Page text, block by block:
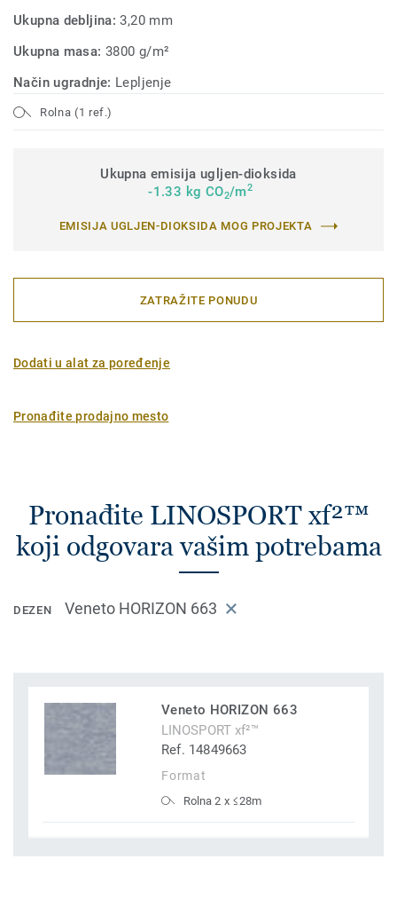
Ukupna debljina:3,20 mm
Ukupna masa: 3800 g/m²
Način ugradnje: Lepljenje
Rolna (1 ref.)
Ukupna emisija ugljen-dioksida
-1.33 kg CO2/m2
EMISIJA UGLJEN-DIOKSIDA MOG PROJEKTA
ZATRAŽITE PONUDU
Dodati u alat za poređenje
Pronađite prodajno mesto
Pronađite LINOSPORT xf²™
koji odgovara vašim potrebama
DEZEN Veneto HORIZON 663
Veneto HORIZON 663
LINOSPORT xf²™
Ref. 14849663
Format
Rolna 2 x ≤28m